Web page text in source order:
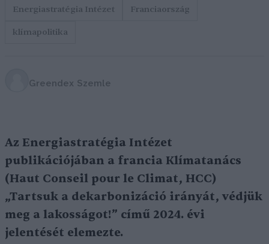
Energiastratégia Intézet
Franciaország
klímapolitika
Greendex Szemle
Az Energiastratégia Intézet
publikációjában a francia Klímatanács
(Haut Conseil pour le Climat, HCC)
„Tartsuk a dekarbonizáció irányát, védjük
meg a lakosságot!” című 2024. évi
jelentését elemezte.